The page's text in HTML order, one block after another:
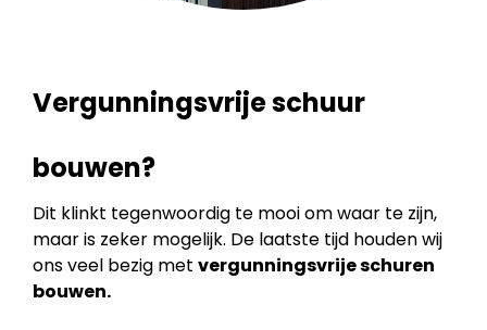
Vergunningsvrije schuur
bouwen?
Dit klinkt tegenwoordig te mooi om waar te zijn,
maar is zeker mogelijk. De laatste tijd houden wij
ons veel bezig met vergunningsvrije schuren
bouwen.